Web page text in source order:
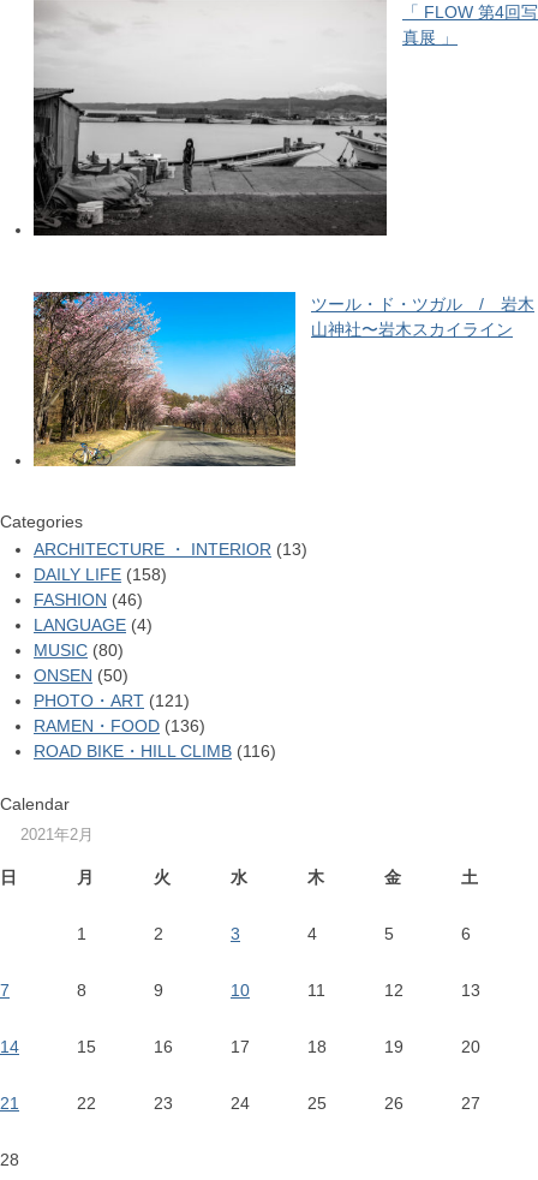
「 FLOW 第4回写
真展 」
ツール・ド・ツガル / 岩木
山神社〜岩木スカイライン
Categories
ARCHITECTURE ・ INTERIOR (13)
DAILY LIFE (158)
FASHION (46)
LANGUAGE (4)
MUSIC (80)
ONSEN (50)
PHOTO・ART (121)
RAMEN・FOOD (136)
ROAD BIKE・HILL CLIMB (116)
Calendar
2021年2月
日 月 火 水 木 金 土
1 2 3 4 5 6
7 8 9 10 11 12 13
14 15 16 17 18 19 20
21 22 23 24 25 26 27
28